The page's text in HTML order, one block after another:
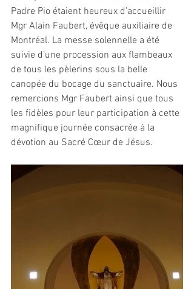
Padre Pio étaient heureux d’accueillir
Mgr Alain Faubert, évêque auxiliaire de
Montréal. La messe solennelle a été
suivie d’une procession aux flambeaux
de tous les pèlerins sous la belle
canopée du bocage du sanctuaire. Nous
remercions Mgr Faubert ainsi que tous
les fidèles pour leur participation à cette
magnifique journée consacrée à la
dévotion au Sacré Cœur de Jésus.